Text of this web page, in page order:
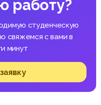
работу?
студенческую
свяжемся с вами в
минут